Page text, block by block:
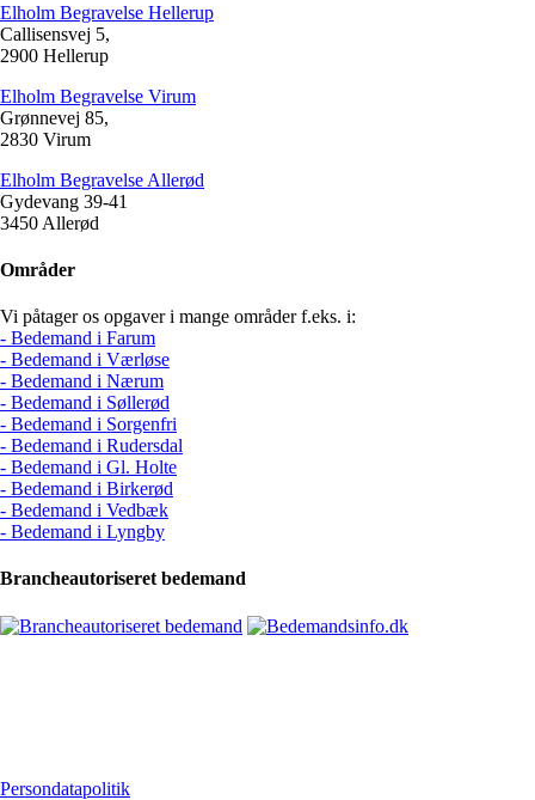
Elholm Begravelse Hellerup
Callisensvej 5,
2900 Hellerup
Elholm Begravelse Virum
Grønnevej 85,
2830 Virum
Elholm Begravelse Allerød
Gydevang 39-41
3450 Allerød
Områder
Vi påtager os opgaver i mange områder f.eks. i:
- Bedemand i Farum
- Bedemand i Værløse
- Bedemand i Nærum
- Bedemand i Søllerød
- Bedemand i Sorgenfri
- Bedemand i Rudersdal
- Bedemand i Gl. Holte
- Bedemand i Birkerød
- Bedemand i Vedbæk
- Bedemand i Lyngby
Brancheautoriseret bedemand
Persondatapolitik